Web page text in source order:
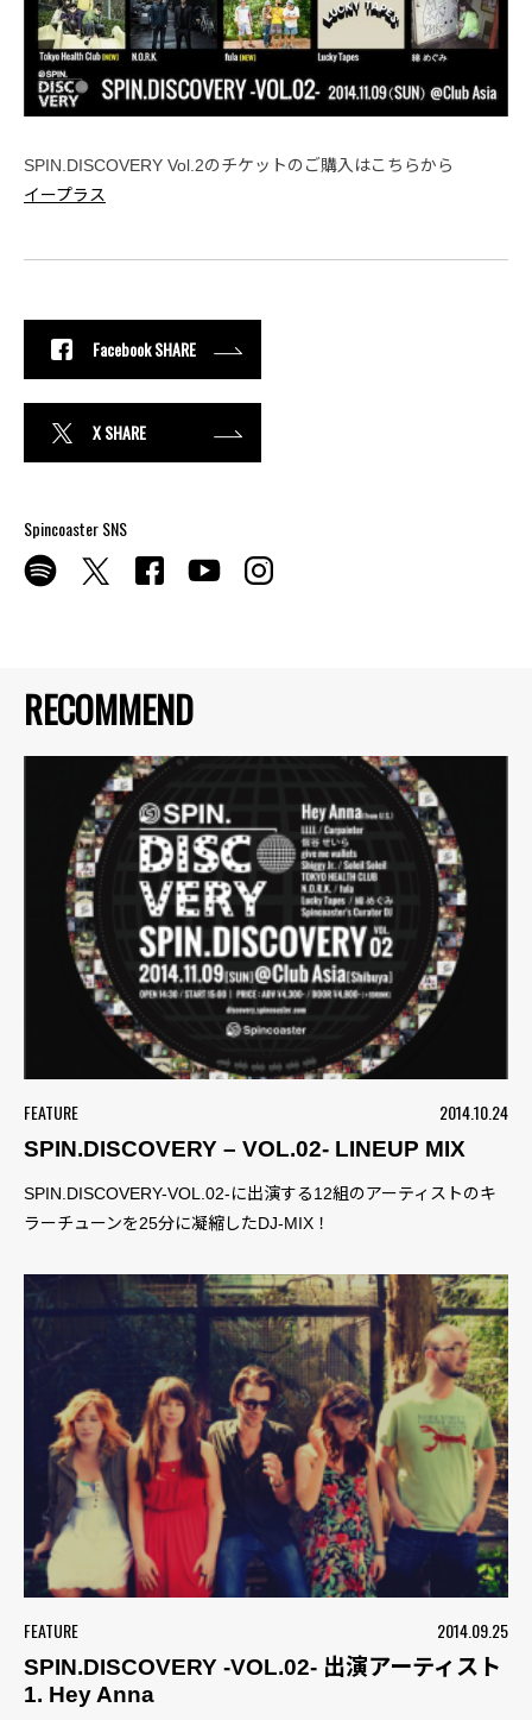
RECOMMEND
FEATURE
2014.10.24
SPIN.DISCOVERY – VOL.02- LINEUP MIX
SPIN.DISCOVERY-VOL.02-に出演する12組のアーティストのキ
ラーチューンを25分に凝縮したDJ-MIX！
FEATURE
2014.09.25
SPIN.DISCOVERY -VOL.02- 出演アーティスト
1. Hey Anna
SPIN.DISCOVERY Vol.2のチケットのご購入はこちらから
イープラス
Facebook SHARE
X SHARE
Spincoaster SNS